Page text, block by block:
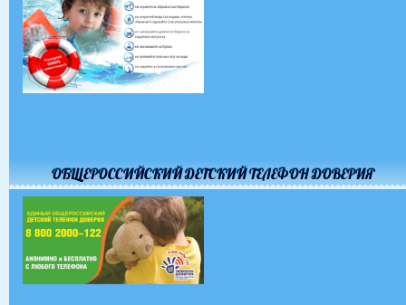
ОБЩЕРОССИЙСКИЙ ДЕТСКИЙ ТЕЛЕФОН ДОВЕРИЯ